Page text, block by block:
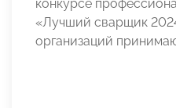
конкурсе
«Лучший сварщик
организаций